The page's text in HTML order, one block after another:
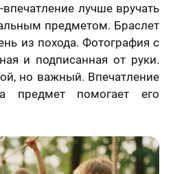
лучше вручать
предметом. Браслет
из похода. Фотография с
и подписанная от руки.
но важный. Впечатление
помогает его